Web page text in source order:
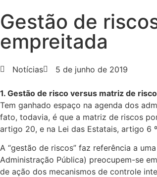
Gestão de
empreitada
Notícias 5 de junho de 2019
1. Gestão de risco versus matriz de risco
Tem ganhado espaço na agenda dos
fato, todavia, é que a matriz de riscos
artigo 20, e na Lei das Estatais, artigo 6
A “gestão de riscos” faz referência a
Administração Pública) preocupem-se
de ação dos mecanismos de controle